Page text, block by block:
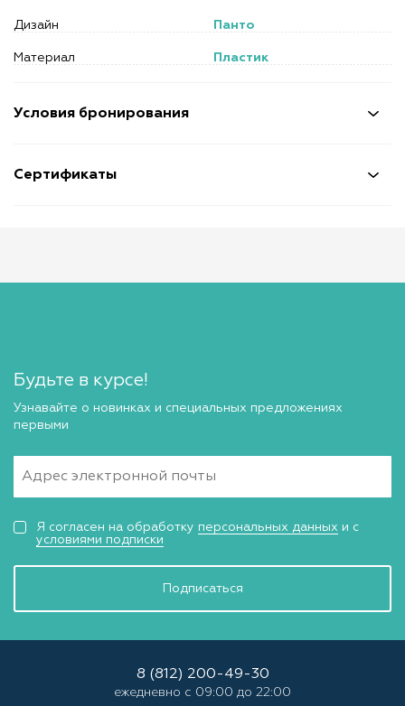
Условия бронирования
Сертификаты
Дизайн Панто
Материал Пластик
Будьте в курсе!
Узнавайте о новинках и специальных предложениях
первыми
Подписаться
Я согласен на обработку персональных данных и с
условиями подписки
8 (812) 200-49-30
ежедневно с 09:00 до 22:00